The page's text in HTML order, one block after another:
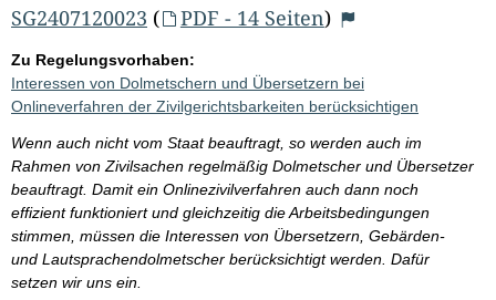
SG2407120023 ( PDF - 14 Seiten)
Zu Regelungsvorhaben:
Interessen von Dolmetschern und Übersetzern bei
Onlineverfahren der Zivilgerichtsbarkeiten berücksichtigen
Wenn auch nicht vom Staat beauftragt, so werden auch im
Rahmen von Zivilsachen regelmäßig Dolmetscher und Übersetzer
beauftragt. Damit ein Onlinezivilverfahren auch dann noch
effizient funktioniert und gleichzeitig die Arbeitsbedingungen
stimmen, müssen die Interessen von Übersetzern, Gebärden-
und Lautsprachendolmetscher berücksichtigt werden. Dafür
setzen wir uns ein.